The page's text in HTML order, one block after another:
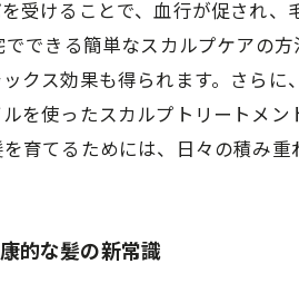
受けることで、血行が促され
できる簡単なスカルプケアの
クス効果も得られます。さら
を使ったスカルプトリートメ
育てるためには、日々の積み
的な髪の新常識